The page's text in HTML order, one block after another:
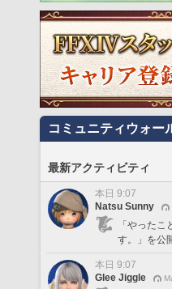
コミュニティウォー
最新アクティビティ
本日 9:07
Natsu Sunny
「やったこ
す。」を公
本日 9:07
Glee Jiggle